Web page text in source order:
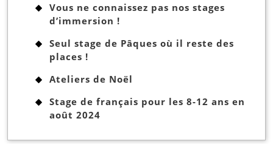
Vous ne connaissez pas nos stages
d’immersion !
Seul stage de Pâques où il reste des
places !
Ateliers de Noël
Stage de français pour les 8-12 ans en
août 2024